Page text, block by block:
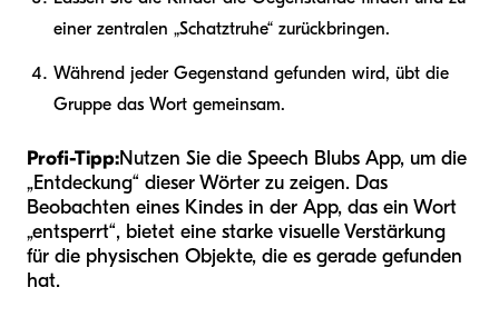
einer zentralen „Schatztruhe“ zurückbringen.
Während jeder Gegenstand gefunden wird, übt die
Gruppe das Wort gemeinsam.
Profi-Tipp:Nutzen Sie die Speech Blubs App, um die
„Entdeckung“ dieser Wörter zu zeigen. Das
Beobachten eines Kindes in der App, das ein Wort
„entsperrt“, bietet eine starke visuelle Verstärkung
für die physischen Objekte, die es gerade gefunden
hat.